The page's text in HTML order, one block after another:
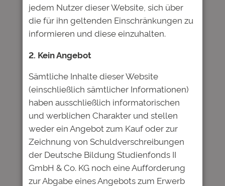
Name*
E-Mail-Adresse*
Website
Name, E-Mail-Adresse und
Website in diesem Browser für
meinen nächsten Kommentar
speichern.
jedem Nutzer dieser Website, sich über
die für ihn geltenden Einschränkungen zu
informieren und diese einzuhalten.
2. Kein Angebot
Sämtliche Inhalte dieser Website
(einschließlich sämtlicher Informationen)
haben ausschließlich informatorischen
und werblichen Charakter und stellen
weder ein Angebot zum Kauf oder zur
Zeichnung von Schuldverschreibungen
der Deutsche Bildung Studienfonds II
GmbH & Co. KG noch eine Aufforderung
zur Abgabe eines Angebots zum Erwerb